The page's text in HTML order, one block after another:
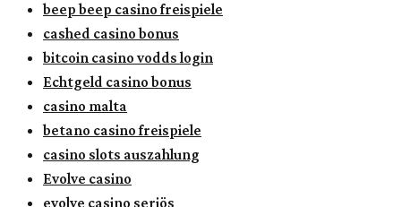
beep beep casino freispiele
cashed casino bonus
bitcoin casino vodds login
Echtgeld casino bonus
casino malta
betano casino freispiele
casino slots auszahlung
Evolve casino
evolve casino seriös